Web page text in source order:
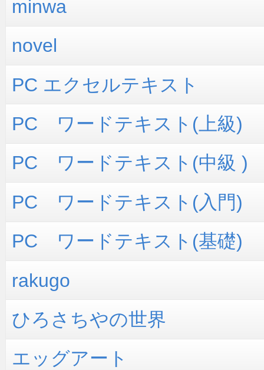
minwa
novel
PC エクセルテキスト
PC ワードテキスト(上級)
PC ワードテキスト(中級 )
PC ワードテキスト(入門)
PC ワードテキスト(基礎)
rakugo
ひろさちやの世界
エッグアート